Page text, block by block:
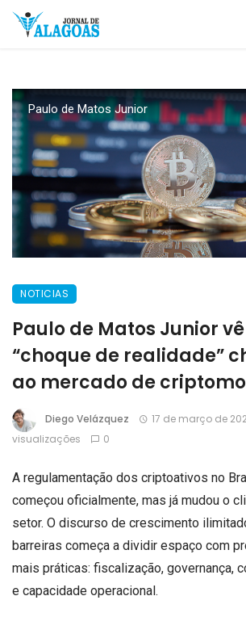
Paulo de Matos Junior
NOTICIAS
Paulo de Matos Junior
“choque de realidade”
ao mercado de
Diego Velázquez 17 de março de
visualizações
0
A regulamentação dos criptoativos no
começou oficialmente, mas já mudou o
setor. O discurso de crescimento
barreiras começa a dividir espaço com
mais práticas: fiscalização, governança,
e capacidade operacional.